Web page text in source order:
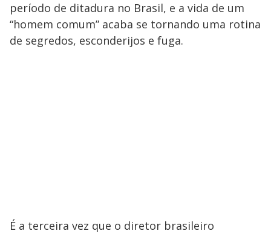
período de ditadura no Brasil, e a vida de um
“homem comum” acaba se tornando uma rotina
de segredos, esconderijos e fuga.
É a terceira vez que o diretor brasileiro